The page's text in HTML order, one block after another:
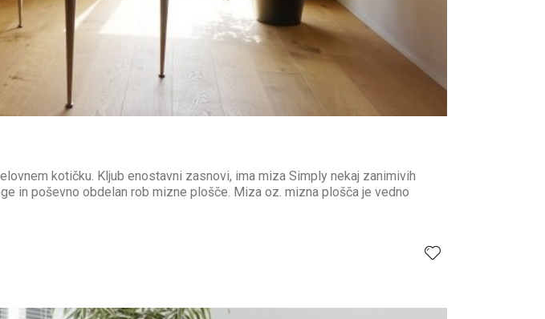
kotičku. Kljub enostavni zasnovi, ima miza Simply nekaj zanimivih
in poševno obdelan rob mizne plošče. Miza oz. mizna plošča je vedno